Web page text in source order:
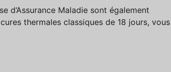
d‘Assurance Maladie sont également
thermales classiques de 18 jours, vous